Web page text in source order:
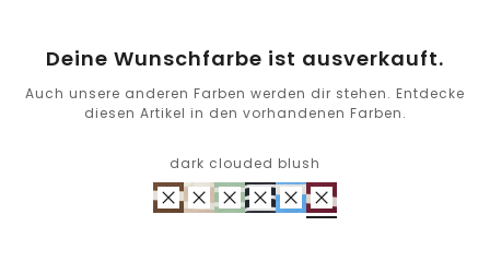
Deine Wunschfarbe ist ausverkauft.
Auch unsere anderen Farben werden dir stehen. Entdecke
diesen Artikel in den vorhandenen Farben.
dark clouded blush